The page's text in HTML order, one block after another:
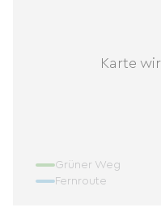
Karte
Grüner Weg
Fernroute